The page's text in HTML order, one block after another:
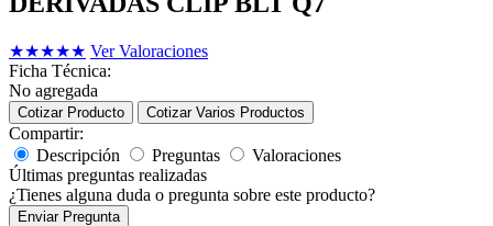
★★★★★ Ver Valoraciones
Ficha Técnica:
No agregada
Cotizar Producto Cotizar Varios Productos
Compartir:
Descripción
Preguntas
Valoraciones
Últimas preguntas realizadas
¿Tienes alguna duda o pregunta sobre este producto?
Enviar Pregunta